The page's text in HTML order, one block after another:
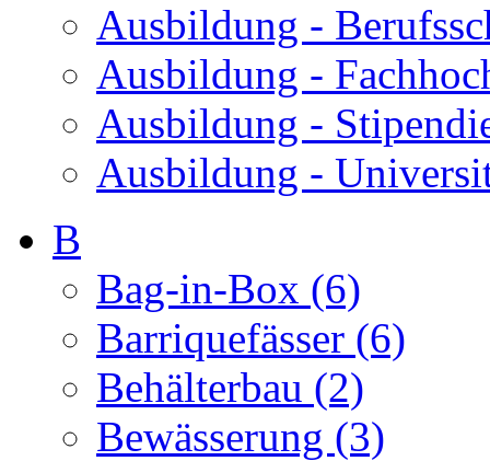
Ausbildung -
Ausbildung -
Ausbildung -
Ausbildung -
B
Bag-in-Box (6)
Barriquefässer (6)
Behälterbau (2)
Bewässerung (3)